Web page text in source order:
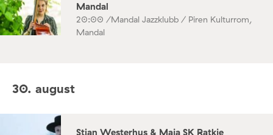
Mandal
20:00 /Mandal Jazzklubb / Piren Kulturrom,
Mandal
30. august
Stian Westerhus & Maja SK Ratkje